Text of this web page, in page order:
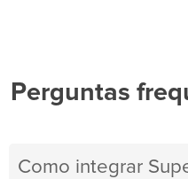
Perguntas
Como integrar